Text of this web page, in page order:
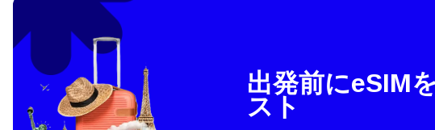
出発前にeSIM
スト